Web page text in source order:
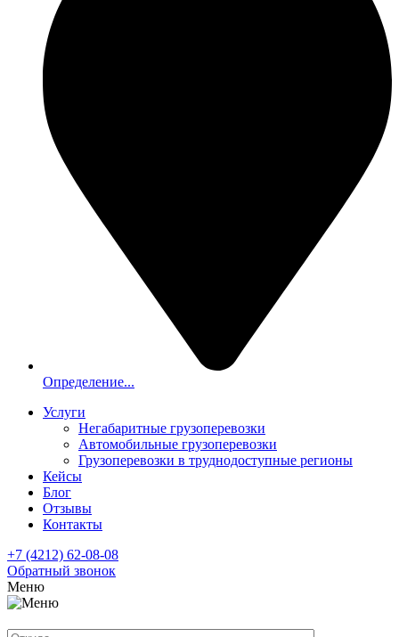
Определение...
Услуги
Негабаритные грузоперевозки
Автомобильные грузоперевозки
Грузоперевозки в труднодоступные регионы
Кейсы
Блог
Отзывы
Контакты
+7 (4212) 62-08-08
Обратный звонок
Меню